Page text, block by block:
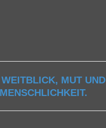
MUT UND
MENSCHLICHKEIT.